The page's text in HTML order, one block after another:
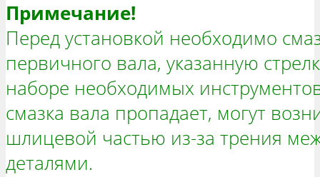
Примечание!
Перед установкой необходимо
первичного вала, указанную
наборе необходимых
смазка вала пропадает, могут
шлицевой частью из-за трения
деталями.